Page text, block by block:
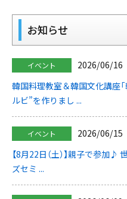
お知らせ
イベント
2026/06/16
韓国料理教室＆韓国文化講座
ルビ”を作りまし ...
イベント
2026/06/15
【8月22日（土）】親子で参加♪
ズセミ ...